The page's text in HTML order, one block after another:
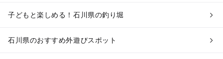
子どもと楽しめる！石川県の釣り堀
石川県のおすすめ外遊びスポット